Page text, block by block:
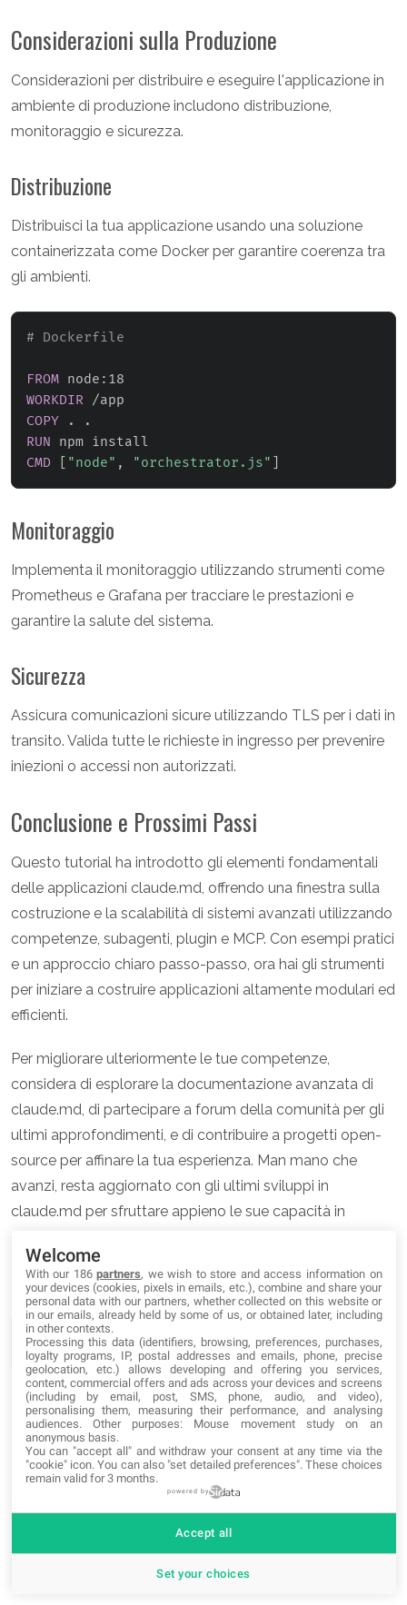
Considerazioni sulla Produzione
Considerazioni per distribuire e eseguire l'applicazione in
ambiente di produzione includono distribuzione,
monitoraggio e sicurezza.
Distribuzione
Distribuisci la tua applicazione usando una soluzione
containerizzata come Docker per garantire coerenza tra
gli ambienti.
# Dockerfile
FROM node:18
WORKDIR /app
COPY . .
RUN npm install
CMD
"node" , "orchestrator.js"
Monitoraggio
Implementa il monitoraggio utilizzando strumenti come
Prometheus e Grafana per tracciare le prestazioni e
garantire la salute del sistema.
Sicurezza
Assicura comunicazioni sicure utilizzando TLS per i dati in
transito. Valida tutte le richieste in ingresso per prevenire
iniezioni o accessi non autorizzati.
Conclusione e Prossimi Passi
Questo tutorial ha introdotto gli elementi fondamentali
delle applicazioni claude.md, offrendo una finestra sulla
costruzione e la scalabilità di sistemi avanzati utilizzando
competenze, subagenti, plugin e MCP. Con esempi pratici
e un approccio chiaro passo-passo, ora hai gli strumenti
per iniziare a costruire applicazioni altamente modulari ed
efficienti.
Per migliorare ulteriormente le tue competenze,
considera di esplorare la documentazione avanzata di
claude.md, di partecipare a forum della comunità per gli
ultimi approfondimenti, e di contribuire a progetti open-
source per affinare la tua esperienza. Man mano che
avanzi, resta aggiornato con gli ultimi sviluppi in
claude.md per sfruttare appieno le sue capacità in
evoluzione.
Discover more:
claude.md competenze
programmazione
tutorial
Welcome
With our 186partners, we wish to store and access information on
your devices (cookies, pixels in emails, etc.), combine and share your
personal data with our partners, whether collected on this website or
in our emails, already held by some of us, or obtained later, including
in other contexts.
Processing this data (identifiers, browsing, preferences, purchases,
loyalty programs, IP, postal addresses and emails, phone, precise
geolocation, etc.) allows developing and offering you services,
content, commercial offers and ads across your devices and screens
(including by email, post, SMS, phone, audio, and video),
personalising them, measuring their performance, and analysing
audiences. Other purposes: Mouse movement study on an
anonymous basis.
You can "accept all" and withdraw your consent at any time via the
"cookie" icon. You can also "set detailed preferences". These choices
remain valid for 3 months.
powered by
Set your choices
Accept all